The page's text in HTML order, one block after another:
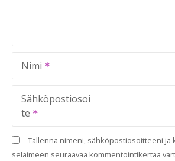
Nimi
Sähköpostiosoi
te
Tallenna nimeni, sähköpostiosoitteeni ja
selaimeen seuraavaa kommentointikertaa